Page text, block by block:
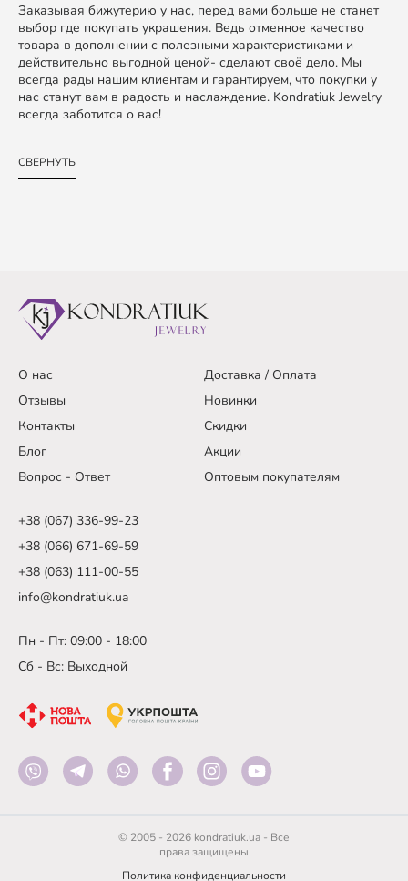
Заказывая бижутерию у нас, перед вами больше не станет
выбор где покупать украшения. Ведь отменное качество
товара в дополнении с полезными характеристиками и
действительно выгодной ценой- сделают своё дело. Мы
всегда рады нашим клиентам и гарантируем, что покупки у
нас станут вам в радость и наслаждение. Kondratiuk Jewelry
всегда заботится о вас!
СВЕРНУТЬ
О нас
Доставка / Оплата
Отзывы
Новинки
Контакты
Скидки
Блог
Акции
Вопрос - Ответ
Оптовым покупателям
+38 (067) 336-99-23
+38 (066) 671-69-59
+38 (063) 111-00-55
info@kondratiuk.ua
Пн - Пт: 09:00 - 18:00
Сб - Вс: Выходной
© 2005 - 2026 kondratiuk.ua - Все
права защищены
Политика конфиденциальности